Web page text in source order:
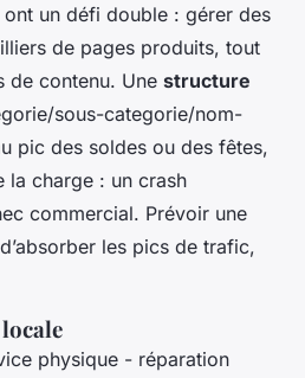
un défi double : gérer des
de pages produits, tout
de contenu. Une structure
sous-categorie/nom-
pic des soldes ou des fêtes,
la charge : un crash
commercial. Prévoir une
les pics de trafic,
physique - réparation